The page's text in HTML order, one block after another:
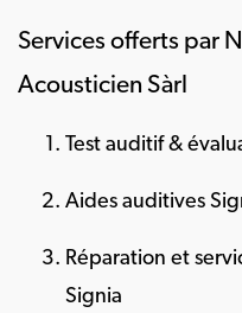
Services offerts par
Acousticien Sàrl
Test auditif &
Aides auditives
Réparation et
Signia